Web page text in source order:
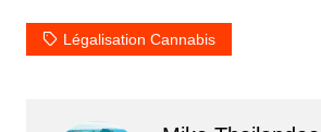
Légalisation Cannabis